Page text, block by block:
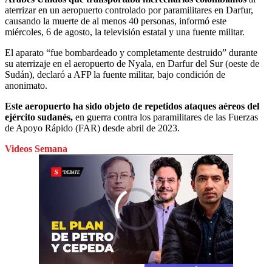
aterrizar en un aeropuerto controlado por paramilitares en Darfur,
causando la muerte de al menos 40 personas, informó este
miércoles, 6 de agosto, la televisión estatal y una fuente militar.
El aparato “fue bombardeado y completamente destruido” durante
su aterrizaje en el aeropuerto de Nyala, en Darfur del Sur (oeste de
Sudán), declaró a AFP la fuente militar, bajo condición de
anonimato.
Este aeropuerto ha sido objeto de repetidos ataques aéreos del
ejército sudanés, en guerra contra los paramilitares de las Fuerzas
de Apoyo Rápido (FAR) desde abril de 2023.
Videos Semana
00:00/02:03